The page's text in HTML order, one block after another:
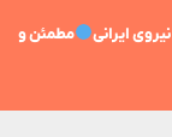
ایرانی مطمئن و